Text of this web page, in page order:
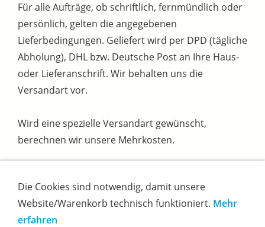
Für alle Aufträge, ob schriftlich, fernmündlich oder
persönlich, gelten die angegebenen
Lieferbedingungen. Geliefert wird per DPD (tägliche
Abholung), DHL bzw. Deutsche Post an Ihre Haus-
oder Lieferanschrift. Wir behalten uns die
Versandart vor.
Wird eine spezielle Versandart gewünscht,
berechnen wir unsere Mehrkosten.
ausgeliefert. Für die Lieferung benötigen wir
normalerweise ca. 1 - 3 Tage.
Die Cookies sind notwendig, damit unsere
Website/Warenkorb technisch funktioniert. Mehr
erfahren